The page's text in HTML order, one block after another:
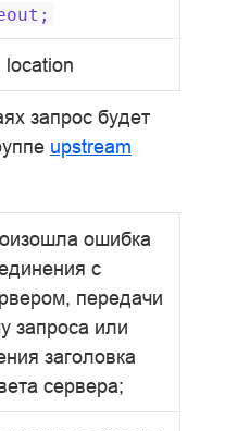
location
запрос будет
upstream
ошибка
с
передачи
запроса или
заголовка
сервера;